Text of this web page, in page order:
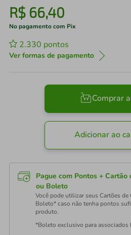
R$ 66,40
No pagamento com Pix
2.330 pontos
Ver formas de pagamento
Comprar
Adicionar ao
Pague com Pontos +
ou Boleto
Você pode utilizar seus Cartões de
Boleto* caso não tenha pontos
produto.
*Boleto exclusivo para associados